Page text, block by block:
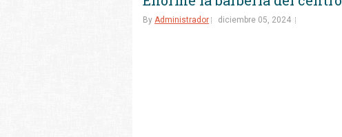
By Administrador diciembre 05, 2024